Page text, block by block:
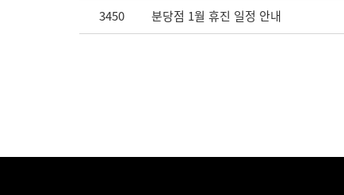
3450 분당점 1월 휴진 일정 안내